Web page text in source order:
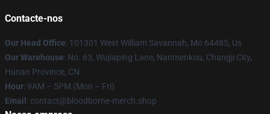
Contacte-nos
Our Head Office: 101301 West William Savannah, Mo 64485, Us
Our Warehouse: No. 63, Wujiaping Lane, Nanmenkou, Changji City,
Hunan Province, CN
Hour: 9AM – 5PM (Mon – Fri)
Email : contact@bloodborne-merch.shop